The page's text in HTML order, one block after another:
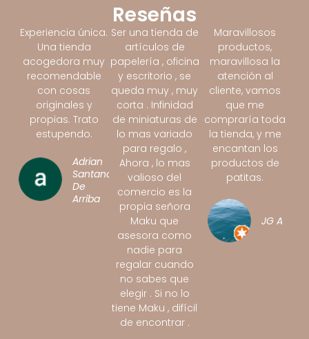
Reseñas
Experiencia única.
Una tienda
acogedora muy
recomendable
con cosas
originales y
propias. Trato
estupendo.
Adrian
Santano
De
Arriba
Ser una tienda de
artículos de
papelería , oficina
y escritorio , se
queda muy , muy
corta . Infinidad
de miniaturas de
lo mas variado
para regalo ,
Ahora , lo mas
valioso del
comercio es la
propia señora
Maku que
asesora como
nadie para
regalar cuando
no sabes que
elegir . Si no lo
tiene Maku , difícil
de encontrar .
Maravillosos
productos,
maravillosa la
atención al
cliente, vamos
que me
compraría toda
la tienda, y me
encantan los
productos de
patitas.
JG A